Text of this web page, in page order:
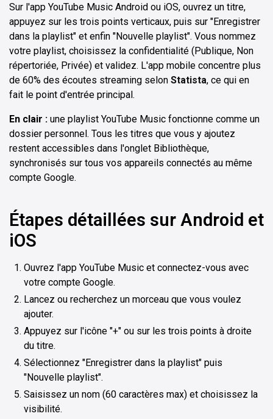
Sur l'app YouTube Music Android ou iOS, ouvrez un titre,
appuyez sur les trois points verticaux, puis sur "Enregistrer
dans la playlist" et enfin "Nouvelle playlist". Vous nommez
votre playlist, choisissez la confidentialité (Publique, Non
répertoriée, Privée) et validez. L'app mobile concentre plus
de 60% des écoutes streaming selon Statista, ce qui en
fait le point d'entrée principal.
En clair : une playlist YouTube Music fonctionne comme un
dossier personnel. Tous les titres que vous y ajoutez
restent accessibles dans l'onglet Bibliothèque,
synchronisés sur tous vos appareils connectés au même
compte Google.
Étapes détaillées sur Android et
iOS
Ouvrez l'app YouTube Music et connectez-vous avec
votre compte Google.
Lancez ou recherchez un morceau que vous voulez
ajouter.
Appuyez sur l'icône "+" ou sur les trois points à droite
du titre.
Sélectionnez "Enregistrer dans la playlist" puis
"Nouvelle playlist".
Saisissez un nom (60 caractères max) et choisissez la
visibilité.